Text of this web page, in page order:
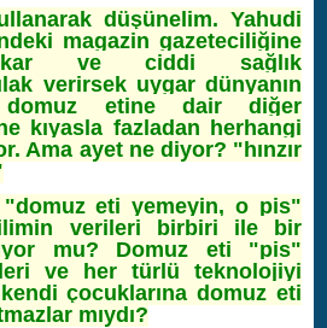
düşünelim. Yahudi
magazin gazeteciliğine
tıkar ve ciddi sağlık
verirsek uygar dünyanın
domuz etine dair diğer
kıyasla fazladan herhangi
Ama ayet ne diyor? "hınzır
"domuz eti yemeyin, o pis"
verileri birbiri ile bir
mu? Domuz eti "pis"
ve her türlü teknolojiyi
çocuklarına domuz eti
mıydı?